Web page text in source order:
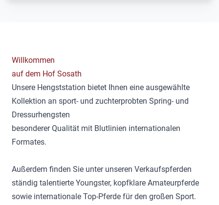
Willkommen
auf dem Hof Sosath
Unsere Hengststation bietet Ihnen eine ausgewählte
Kollektion an sport- und zuchterprobten Spring- und
Dressurhengsten
besonderer Qualität mit Blutlinien internationalen
Formates.
Außerdem finden Sie unter unseren Verkaufspferden
ständig talentierte Youngster, kopfklare Amateurpferde
sowie internationale Top-Pferde für den großen Sport.